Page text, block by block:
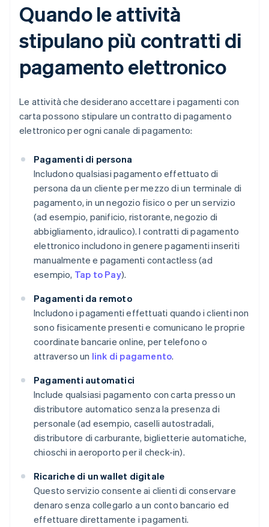
Quando le attività
stipulano più contratti di
pagamento elettronico
Le attività che desiderano accettare i pagamenti con
carta possono stipulare un contratto di pagamento
elettronico per ogni canale di pagamento:
Pagamenti di persona
Includono qualsiasi pagamento effettuato di
persona da un cliente per mezzo di un terminale di
pagamento, in un negozio fisico o per un servizio
(ad esempio, panificio, ristorante, negozio di
abbigliamento, idraulico). I contratti di pagamento
elettronico includono in genere pagamenti inseriti
manualmente e pagamenti contactless (ad
esempio, Tap to Pay).
Pagamenti da remoto
Includono i pagamenti effettuati quando i clienti non
sono fisicamente presenti e comunicano le proprie
coordinate bancarie online, per telefono o
attraverso un link di pagamento.
Pagamenti automatici
Include qualsiasi pagamento con carta presso un
distributore automatico senza la presenza di
personale (ad esempio, caselli autostradali,
distributore di carburante, biglietterie automatiche,
chioschi in aeroporto per il check-in).
Ricariche di un wallet digitale
Questo servizio consente ai clienti di conservare
denaro senza collegarlo a un conto bancario ed
effettuare direttamente i pagamenti.